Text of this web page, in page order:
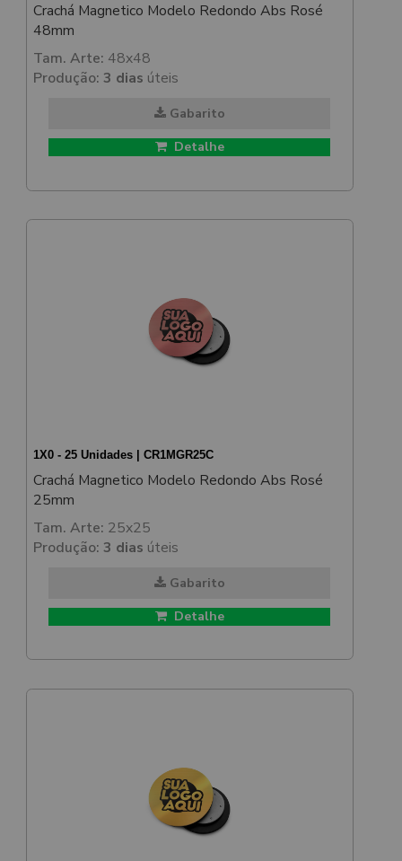
Crachá Magnetico Modelo Redondo Abs Rosé
48mm
Tam. Arte: 48x48
Produção: 3 dias úteis
Gabarito
Detalhe
1X0 - 25 Unidades | CR1MGR25C
Crachá Magnetico Modelo Redondo Abs Rosé
25mm
Tam. Arte: 25x25
Produção: 3 dias úteis
Gabarito
Detalhe